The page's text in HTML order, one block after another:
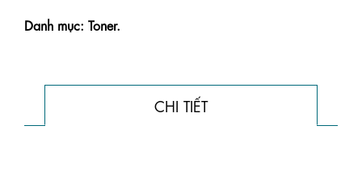
Danh mục: Toner.
CHI TIẾT